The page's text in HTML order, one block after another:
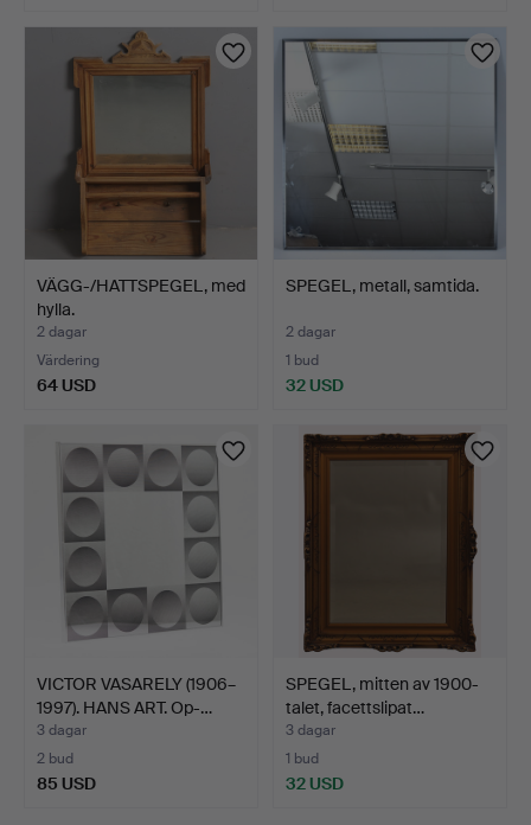
VÄGG-/HATTSPEGEL, med
hylla.
2 dagar
Värdering
64 USD
SPEGEL, metall, samtida.
2 dagar
1 bud
32 USD
VICTOR VASARELY (1906–
1997). HANS ART. Op-…
3 dagar
2 bud
85 USD
SPEGEL, mitten av 1900-
talet, facettslipat…
3 dagar
1 bud
32 USD